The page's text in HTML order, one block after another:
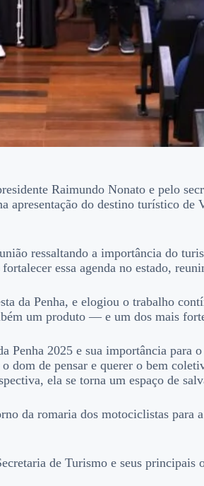
Raimundo Nonato e pelo
do destino turístico de
ressaltando a importância do
essa agenda no estado,
da Penha, e elogiou o trabalho
um produto — e um dos mais
2025 e sua importância para
de pensar e querer o bem
ela se torna um espaço de
da romaria dos motociclistas para
de Turismo e seus